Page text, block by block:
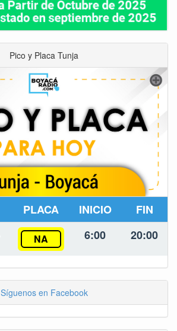
Pico y Placa Tunja
PLACA INICIO FIN
NA 6:00 20:00
Síguenos en Facebook